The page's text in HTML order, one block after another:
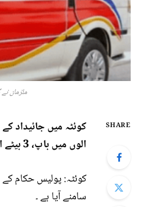
ملزمان نے
SHARE
الوں میں باپ، 3 بیٹے اور ایک بیٹی شامل ہیں ۔
کوئٹہ: پولیس حکام
سامنے آیا ہے ۔